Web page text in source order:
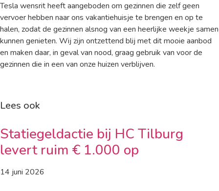
Tesla wensrit heeft aangeboden om gezinnen die zelf geen
vervoer hebben naar ons vakantiehuisje te brengen en op te
halen, zodat de gezinnen alsnog van een heerlijke weekje samen
kunnen genieten. Wij zijn ontzettend blij met dit mooie aanbod
en maken daar, in geval van nood, graag gebruik van voor de
gezinnen die in een van onze huizen verblijven.
Lees ook
Statiegeldactie bij HC Tilburg
levert ruim € 1.000 op
14 juni 2026